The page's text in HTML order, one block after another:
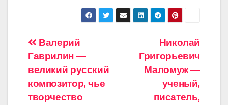
Навигация
по
записям
Николай
Григорьевич
Маломуж —
ученый,
писатель,
Валерий
Гаврилин —
великий русский
композитор, чье
творчество